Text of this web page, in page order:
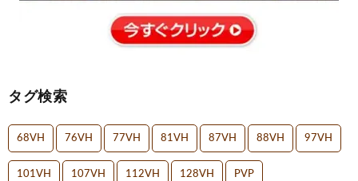
タグ検索
68VH 76VH 77VH 81VH 87VH 88VH 97VH
101VH 107VH 112VH 128VH PVP